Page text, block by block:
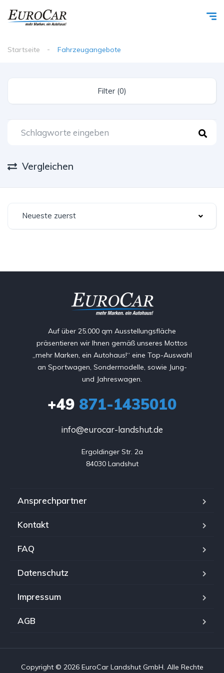
Startseite Fahrzeugangebote
Filter (0)
Vergleichen
Neueste zuerst
Auf über 25.000 qm Ausstellungsfläche
präsentieren wir Ihnen gemäß unseres Mottos
„mehr Marken, ein Autohaus!“ eine Top-Auswahl
an Sportwagen, Sondermodelle, sowie Jung-
und Jahreswagen.
+49 871-1435010
info@eurocar-landshut.de
Ergoldinger Str. 2a
84030 Landshut
Ansprechpartner
Kontakt
FAQ
Datenschutz
Impressum
AGB
Copyright © 2026 EuroCar Landshut GmbH. Alle Rechte